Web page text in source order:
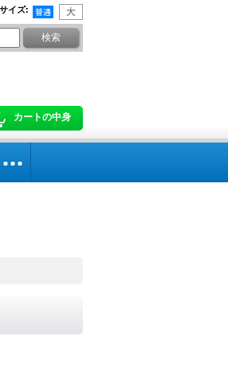
イズ:
カートの中身